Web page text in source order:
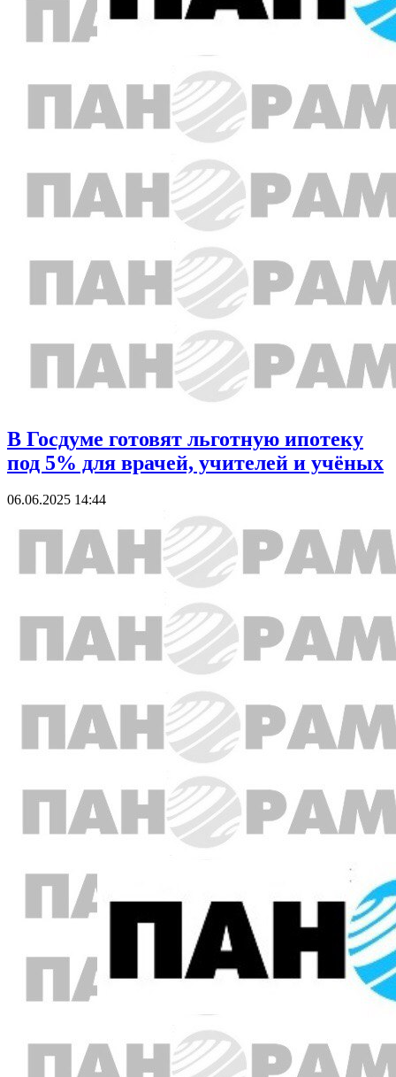
В Госдуме готовят льготную ипотеку
под 5% для врачей, учителей и учёных
06.06.2025 14:44